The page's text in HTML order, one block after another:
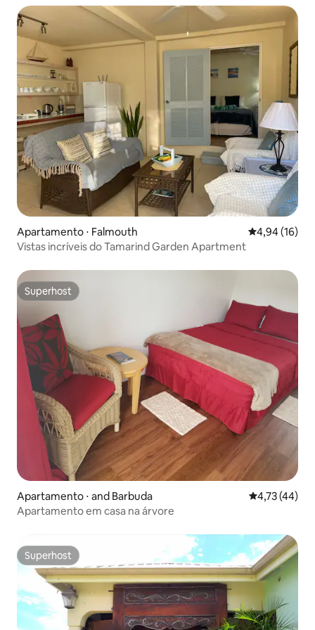
Apartamento ⋅ Falmouth 4,94 de uma
4,94 (16)
Vistas incríveis do Tamarind Garden Apartment
Superhost
Superhost
Apartamento ⋅ and Barbuda 4,73 de uma
4,73 (44)
Apartamento em casa na árvore
Superhost
Superhost